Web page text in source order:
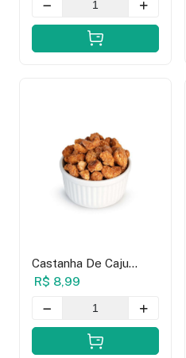
Castanha De Caju
Caramelizada - 100g
R$ 8,99